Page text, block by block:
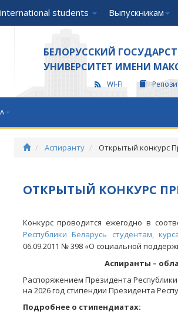
students Выпускникам
БЕЛОРУССКИЙ
УНИВЕРСИТЕТ ИМЕНИ
WI-FI
Аспиранту Открытый конкурс
ОТКРЫТЫЙ КОНКУРС
Конкурс проводится ежегодно в
Республики Беларусь студентам,
06.09.2011 № 398 «О социальной
Аспиранты –
Распоряжением Президента
на 2026 год стипендии Президента
Подробнее о стипендиатах: